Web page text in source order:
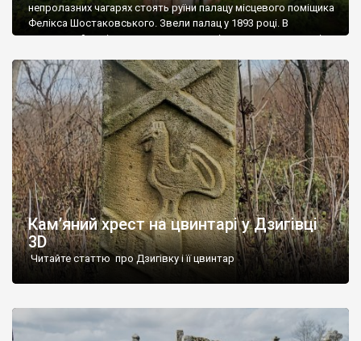
непролазних чагарях стоять руїни палацу місцевого поміщика
Фелікса Шостаковського. Звели палац у 1893 році. В
радянський період у ньому спочатку містилася школа, потім
століття тут розмістили туберкульозну лікарню. Коли із
палацу виїхала лікарня – ми точно не […]
Кам’яний хрест на цвинтарі у Дзигівці
3D
Читайте статтю про Дзигівку і її цвинтар